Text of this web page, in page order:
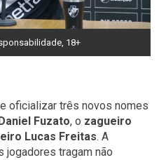
18+
oficializar três novos nomes
Fuzato, o zagueiro
Lucas Freitas. A
jogadores tragam não